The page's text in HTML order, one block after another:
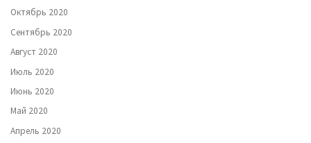
Октябрь 2020
Сентябрь 2020
Август 2020
Июль 2020
Июнь 2020
Май 2020
Апрель 2020